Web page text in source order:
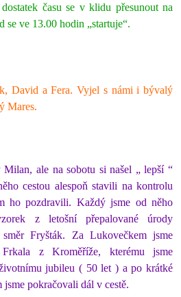
času se v klidu přesunout na
se ve 13.00 hodin „startuje“.
David a Fera. Vyjel s námi i bývalý
Mares.
ale na sobotu si našel „ lepší “
cestou alespoň stavili na kontrolu
ho pozdravili. Každý jsme od něho
z letošní přepalované úrody
Fryšták. Za Lukovečkem jsme
z Kroměříže, kterému jsme
jubileu ( 50 let ) a po krátké
jsme pokračovali dál v cestě.